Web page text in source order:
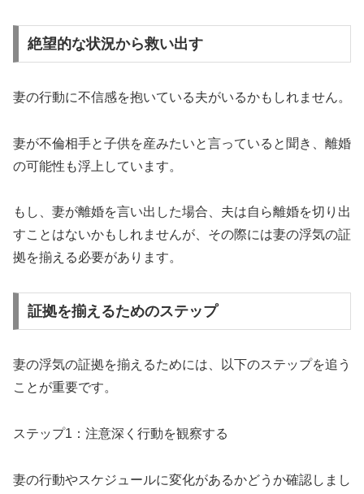
絶望的な状況から救い出す
妻の行動に不信感を抱いている夫がいるかもしれません。
妻が不倫相手と子供を産みたいと言っていると聞き、離婚
の可能性も浮上しています。
もし、妻が離婚を言い出した場合、夫は自ら離婚を切り出
すことはないかもしれませんが、その際には妻の浮気の証
拠を揃える必要があります。
証拠を揃えるためのステップ
妻の浮気の証拠を揃えるためには、以下のステップを追う
ことが重要です。
ステップ1：注意深く行動を観察する
妻の行動やスケジュールに変化があるかどうか確認しまし